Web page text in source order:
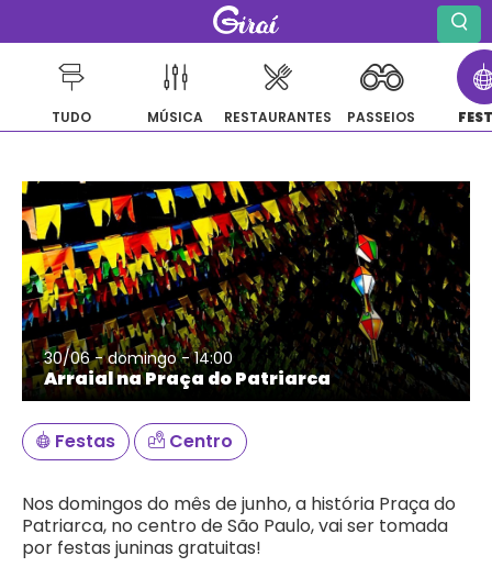
para
o
conteúdo
TUDO MÚSICA RESTAURANTES PASSEIOS
30/06 - domingo - 14:00
Arraial na Praça do Patriarca
Festas Centro
Nos domingos do mês de junho, a história Praça do
Patriarca, no centro de São Paulo, vai ser tomada
por festas juninas gratuitas!